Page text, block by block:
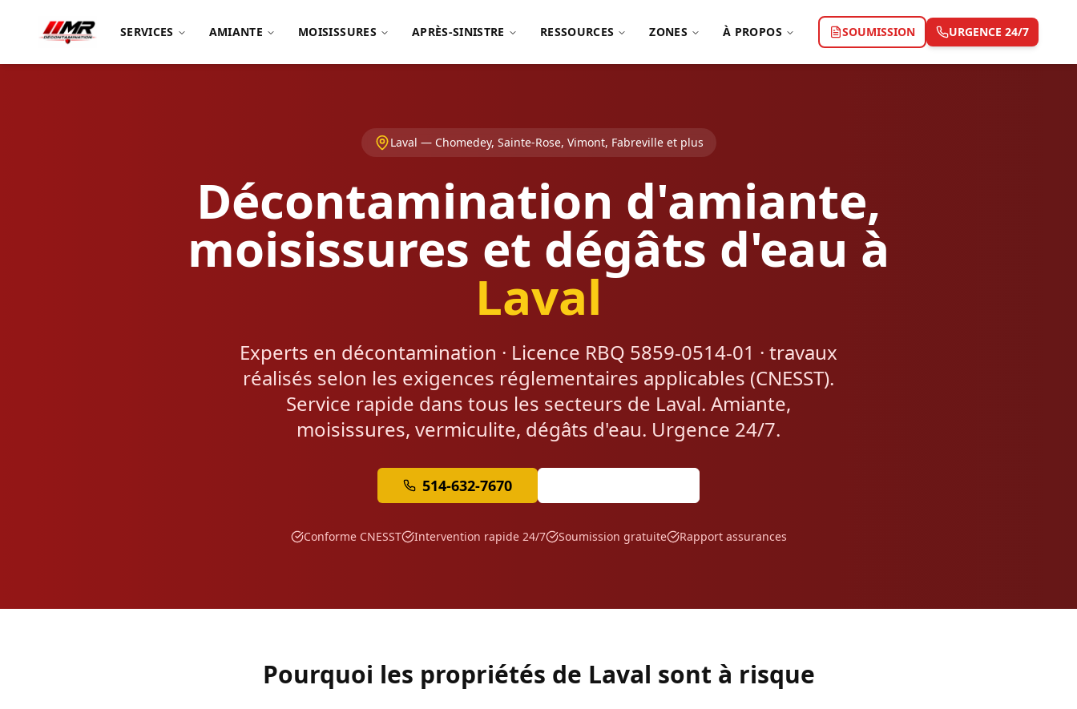
SERVICES AMIANTE MOISISSURES APRÈS-SINISTRE RESSOURCES ZONES À PROPOS SOUMISSION URGENCE 24/7
Laval — Chomedey, Sainte-Rose, Vimont, Fabreville et plus
Décontamination d'amiante,
moisissures et dégâts d'eau à
Laval
Experts en décontamination · Licence RBQ 5859-0514-01 · travaux
réalisés selon les exigences réglementaires applicables (CNESST).
Service rapide dans tous les secteurs de Laval. Amiante,
moisissures, vermiculite, dégâts d'eau. Urgence 24/7.
514-632-7670
Conforme CNESST Intervention rapide 24/7 Soumission gratuite Rapport assurances
Pourquoi les propriétés de Laval sont à risque